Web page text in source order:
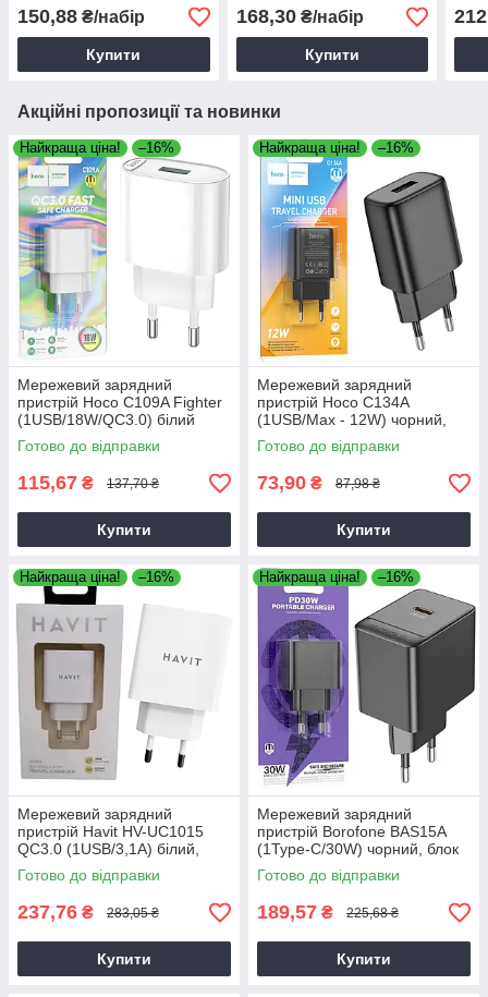
білий, зарядний пристрій
для телефону
150,88 ₴/набір
Купити
C білий, зарядний
пристрій для телефону
168,30₴/набір
Купити
C/
Акційні пропозиції та новинки
Найкраща ціна! –16%
Мережевий зарядний
пристрій Hoco C109A Fighter
(1USB/18W/QC3.0) білий
Готово до відправки
115,67 ₴ 137,70 ₴
Купити
Найкраща ціна! –16%
Мережевий зарядний
пристрій Hoco C134A
(1USB/Max - 12W) чорний,
зарядка для телефону,
зарядний пристрій для
телефону
Готово до відправки
73,90 ₴ 87,98 ₴
Купити
Найкраща ціна! –16%
Мережевий зарядний
пристрій Havit HV-UC1015
QC3.0 (1USB/3,1А) білий,
адаптер живлення
Готово до відправки
237,76 ₴ 283,05 ₴
Купити
Найкраща ціна! –16%
Мережевий зарядний
пристрій Borofone BAS15A
(1Type-C/30W) чорний, блок
для зарядки
Готово до відправки
189,57 ₴ 225,68 ₴
Купити